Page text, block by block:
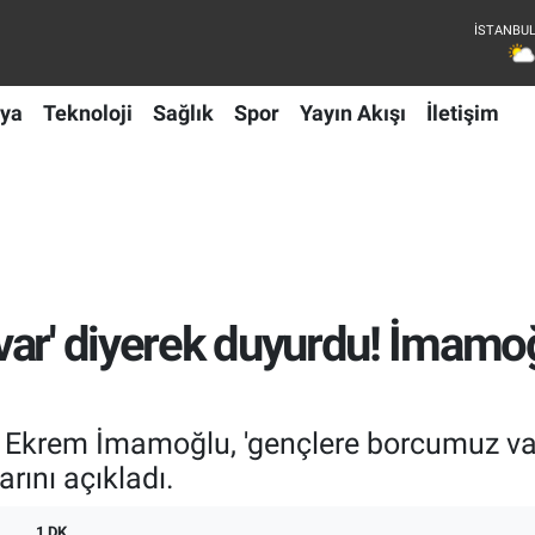
Teknoloji Sağlık Spor Yayın Akışı İletişim
diyerek duyurdu!
İmamoğlu, 'gençlere borcumuz
açıkladı.